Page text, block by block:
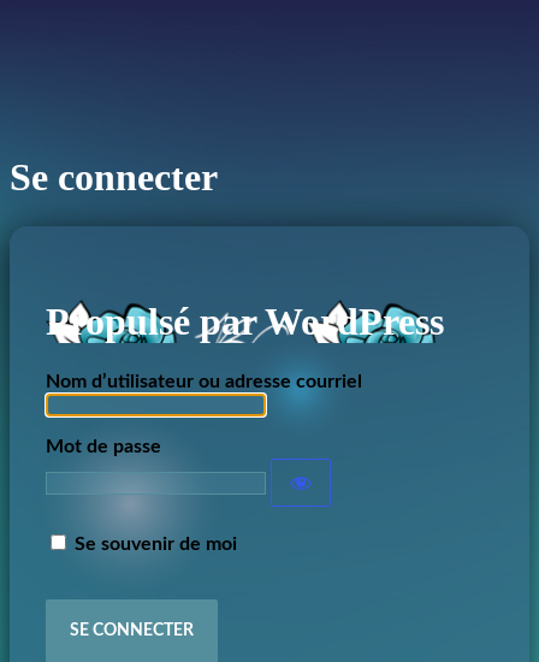
Se connecter
Propulsé par WordPress
Nom d’utilisateur ou adresse courriel
Mot de passe
Se souvenir de moi